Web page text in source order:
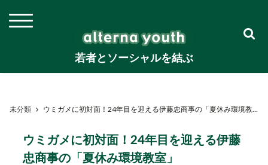
若者とソーシャルを結ぶ
未分類 ウミガメに初対面！24年目を迎える伊藤忠商事の「夏休み環境教室」
ウミガメに初対面！24年目を迎える伊藤
忠商事の「夏休み環境教室」